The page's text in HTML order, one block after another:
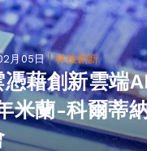
月05日 |科技創新
憑藉創新雲端
米蘭-科爾蒂